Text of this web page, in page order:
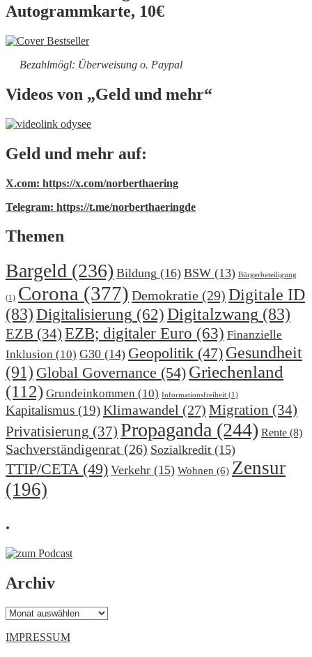
Autogrammkarte, 10€
Bezahlmögl: Überweisung o. Paypal
Videos von „Geld und mehr“
Geld und mehr auf:
X.com: https://x.com/norberthaering
Telegram: https://t.me/norberthaeringde
Themen
Bargeld (236) Bildung (16) BSW (13) Bürgerbeteiligung
(1) Corona (377) Demokratie (29) Digitale ID
(83) Digitalisierung (62) Digitalzwang (83)
EZB (34) EZB; digitaler Euro (63) Finanzielle
Inklusion (10) G30 (14) Geopolitik (47) Gesundheit
(91) Global Governance (54) Griechenland
(112) Grundeinkommen (10) Informationsfreiheit (1)
Kapitalismus (19)Klimawandel (27) Migration (34)
Privatisierung (37) Propaganda (244) Rente (8)
Sachverständigenrat (26) Sozialkredit (15)
TTIP/CETA(49) Verkehr (15) Wohnen (6) Zensur
(196)
.
Archiv
Archiv
IMPRESSUM